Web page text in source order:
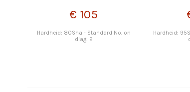
€ 105
Hardheid: 80Sha - Standard No. on
diag: 2
Hardheid: